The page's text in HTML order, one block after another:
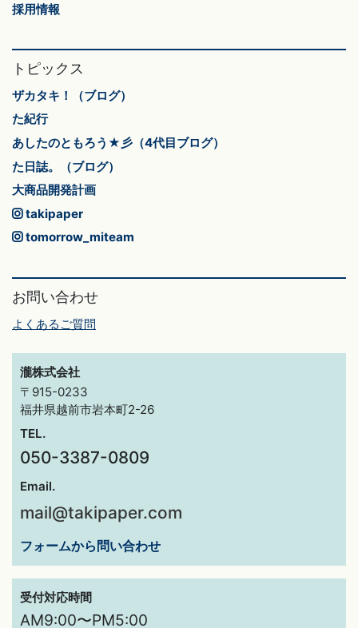
採用情報
トピックス
ザカタキ！（ブログ）
た紀行
あしたのともろう★彡（4代目ブログ）
た日誌。（ブログ）
大商品開発計画
takipaper
tomorrow_miteam
お問い合わせ
よくあるご質問
瀧株式会社
〒915-0233
福井県越前市岩本町2-26
TEL.
050-3387-0809
Email.
mail@takipaper.com
フォームから問い合わせ
受付対応時間
AM9:00〜PM5:00